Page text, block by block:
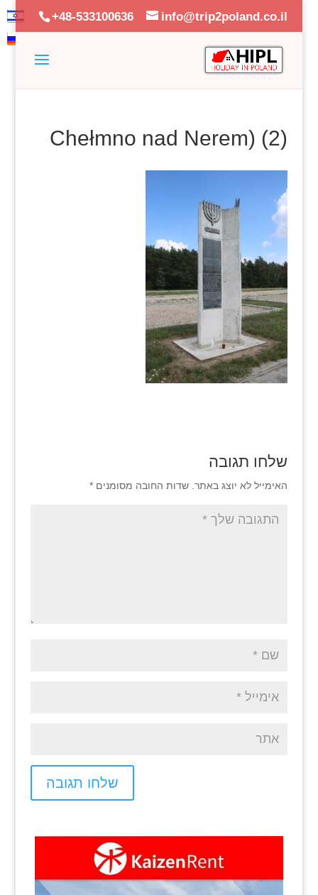
+48-533100636 info@trip2poland.co.il
Chełmno nad Nerem) (2)
שלחו תגובה
האימייל לא יוצג באתר. שדות החובה מסומנים *